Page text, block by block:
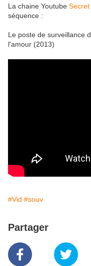
La chaine Youtube
séquence :
Le poste de surveillance
l'amour (2013)
#Vid #souv
Partager